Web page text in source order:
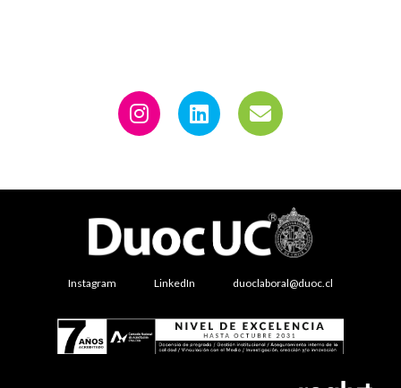
Instagram LinkedIn duoclaboral@duoc.cl